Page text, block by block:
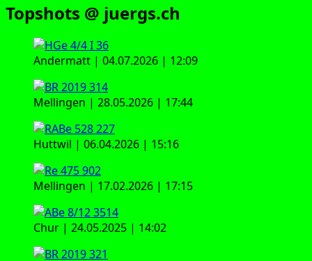
Topshots @ juergs.ch
Andermatt | 04.07.2026 | 12:09
Mellingen | 28.05.2026 | 17:44
Huttwil | 06.04.2026 | 15:16
Mellingen | 17.02.2026 | 17:15
Chur | 24.05.2025 | 14:02